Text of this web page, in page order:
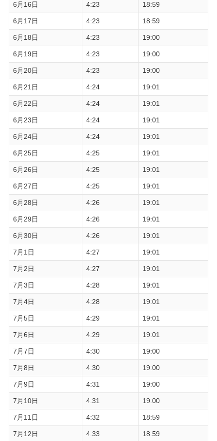
6月16日 4:23 18:59
6月17日 4:23 18:59
6月18日 4:23 19:00
6月19日 4:23 19:00
6月20日 4:23 19:00
6月21日 4:24 19:01
6月22日 4:24 19:01
6月23日 4:24 19:01
6月24日 4:24 19:01
6月25日 4:25 19:01
6月26日 4:25 19:01
6月27日 4:25 19:01
6月28日 4:26 19:01
6月29日 4:26 19:01
6月30日 4:26 19:01
7月1日 4:27 19:01
7月2日 4:27 19:01
7月3日 4:28 19:01
7月4日 4:28 19:01
7月5日 4:29 19:01
7月6日 4:29 19:01
7月7日 4:30 19:00
7月8日 4:30 19:00
7月9日 4:31 19:00
7月10日 4:31 19:00
7月11日 4:32 18:59
7月12日 4:33 18:59